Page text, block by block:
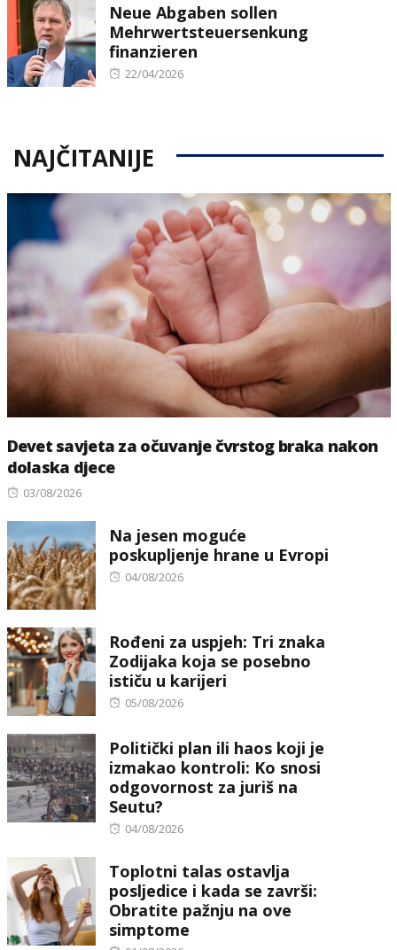
Neue Abgaben sollen
Mehrwertsteuersenkung
finanzieren
Posted
22/04/2026
NAJČITANIJE
Devet savjeta za očuvanje čvrstog braka nakon
dolaska djece
Posted
03/08/2026
Na jesen moguće
poskupljenje hrane u Evropi
Posted
04/08/2026
Rođeni za uspjeh: Tri znaka
Zodijaka koja se posebno
ističu u karijeri
Posted
05/08/2026
Politički plan ili haos koji je
izmakao kontroli: Ko snosi
odgovornost za juriš na
Seutu?
Posted
04/08/2026
Toplotni talas ostavlja
posljedice i kada se završi:
Obratite pažnju na ove
simptome